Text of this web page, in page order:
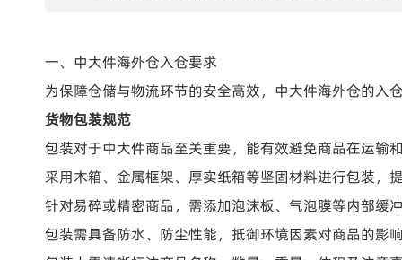
一、中大件海外仓入仓要求
为保障仓储与物流环节的安全高效，中大件海外仓的入
货物包装规范
包装对于中大件商品至关重要，能有效避免商品在运输
采用木箱、金属框架、厚实纸箱等坚固材料进行包装，
针对易碎或精密商品，需添加泡沫板、气泡膜等内部缓
包装需具备防水、防尘性能，抵御环境因素对商品的影